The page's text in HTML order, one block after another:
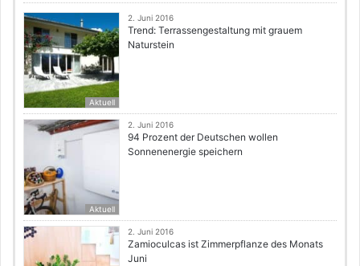
Aktuell
2. Juni 2016
Trend: Terrassengestaltung mit grauem
Naturstein
Aktuell
2. Juni 2016
94 Prozent der Deutschen wollen
Sonnenenergie speichern
2. Juni 2016
Zamioculcas ist Zimmerpflanze des Monats
Juni